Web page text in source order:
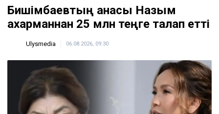
Бишімбаевтың анасы Назым
Қахарманнан 25 млн теңге талап етті
Ulysmedia 06.08.2026, 09:30